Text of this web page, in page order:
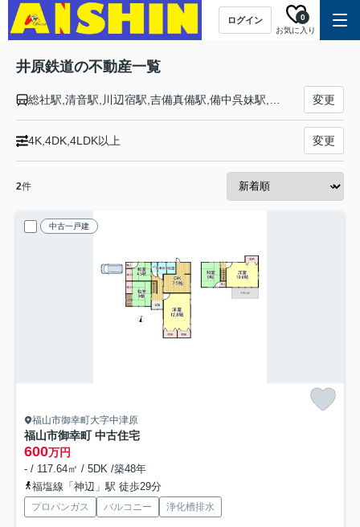
ログイン
お気に入り
0
井原鉄道の不動産一覧
変更
4K,4DK,4LDK以上 変更
2件
中古一戸建
福山市御幸町大字中津原
福山市御幸町 中古住宅
600万円
- / 117.64㎡ / 5DK /築48年
福塩線「神辺」駅 徒歩29分
プロパンガス バルコニー 浄化槽排水